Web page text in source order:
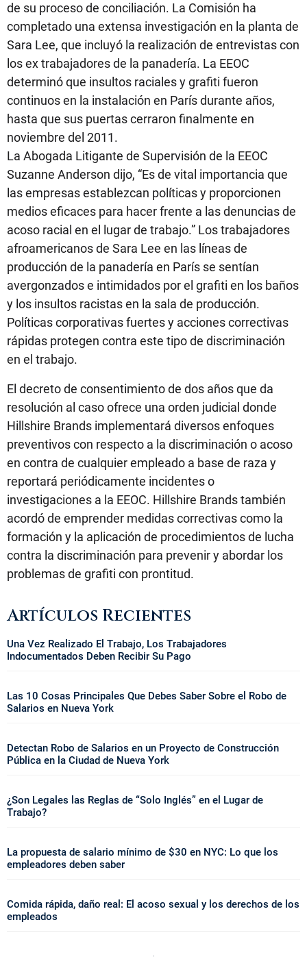
de su proceso de conciliación. La Comisión ha
completado una extensa investigación en la planta de
Sara Lee, que incluyó la realización de entrevistas con
los ex trabajadores de la panadería. La EEOC
determinó que insultos raciales y grafiti fueron
continuos en la instalación en París durante años,
hasta que sus puertas cerraron finalmente en
noviembre del 2011.
La Abogada Litigante de Supervisión de la EEOC
Suzanne Anderson dijo, “Es de vital importancia que
las empresas establezcan políticas y proporcionen
medios eficaces para hacer frente a las denuncias de
acoso racial en el lugar de trabajo.” Los trabajadores
afroamericanos de Sara Lee en las líneas de
producción de la panadería en París se sentían
avergonzados e intimidados por el grafiti en los baños
y los insultos racistas en la sala de producción.
Políticas corporativas fuertes y acciones correctivas
rápidas protegen contra este tipo de discriminación
en el trabajo.
El decreto de consentimiento de dos años que da
resolución al caso ofrece una orden judicial donde
Hillshire Brands implementará diversos enfoques
preventivos con respecto a la discriminación o acoso
en contra de cualquier empleado a base de raza y
reportará periódicamente incidentes o
investigaciones a la EEOC. Hillshire Brands también
acordó de emprender medidas correctivas como la
formación y la aplicación de procedimientos de lucha
contra la discriminación para prevenir y abordar los
problemas de grafiti con prontitud.
Artículos Recientes
Una Vez Realizado El Trabajo, Los Trabajadores
Indocumentados Deben Recibir Su Pago
Las 10 Cosas Principales Que Debes Saber Sobre el Robo de
Salarios en Nueva York
Detectan Robo de Salarios en un Proyecto de Construcción
Pública en la Ciudad de Nueva York
¿Son Legales las Reglas de “Solo Inglés” en el Lugar de
Trabajo?
La propuesta de salario mínimo de $30 en NYC: Lo que los
empleadores deben saber
Comida rápida, daño real: El acoso sexual y los derechos de los
empleados